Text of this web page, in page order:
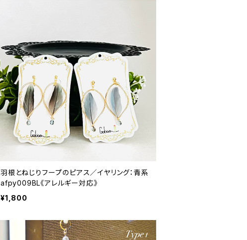
羽根とねじりフープのピアス／イヤリング：青系
afpy009BL《アレルギー対応》
¥1,800